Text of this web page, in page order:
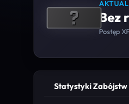
Bez
Postęp
Statystyki Zabójstw